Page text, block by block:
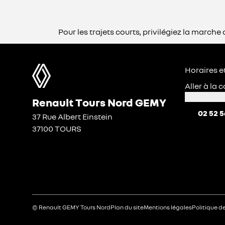
Pour les trajets courts, privilégiez la
Renault Tours Nord GEMY
37 Rue Albert Einstein
37100 TOURS
Horaires
Aller à la
02 52
© Renault GEMY Tours NordPlan du siteMentions légalesPolitique